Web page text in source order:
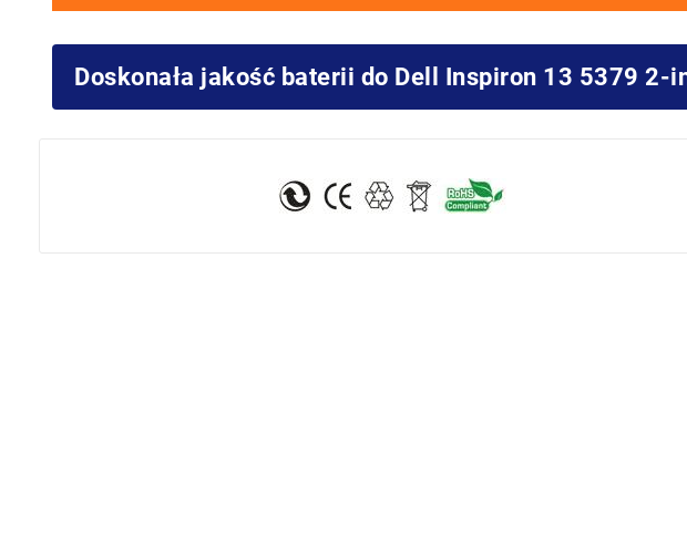
Doskonała jakość baterii do Dell Inspiron 13 5379 2-